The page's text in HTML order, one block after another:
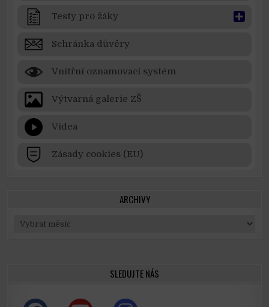
Testy pro žáky
Schránka důvěry
Vnitřní oznamovací systém
Výtvarná galerie ZŠ
Videa
Zásady cookies (EU)
ARCHIVY
Archivy
SLEDUJTE NÁS